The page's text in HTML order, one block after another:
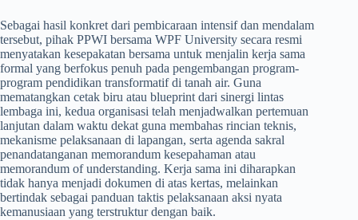
​Sebagai hasil konkret dari pembicaraan intensif dan mendalam
tersebut, pihak PPWI bersama WPF University secara resmi
menyatakan kesepakatan bersama untuk menjalin kerja sama
formal yang berfokus penuh pada pengembangan program-
program pendidikan transformatif di tanah air. Guna
mematangkan cetak biru atau blueprint dari sinergi lintas
lembaga ini, kedua organisasi telah menjadwalkan pertemuan
lanjutan dalam waktu dekat guna membahas rincian teknis,
mekanisme pelaksanaan di lapangan, serta agenda sakral
penandatanganan memorandum kesepahaman atau
memorandum of understanding. Kerja sama ini diharapkan
tidak hanya menjadi dokumen di atas kertas, melainkan
bertindak sebagai panduan taktis pelaksanaan aksi nyata
kemanusiaan yang terstruktur dengan baik.